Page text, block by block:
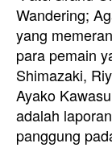
Wandering;
yang
para pemain
Shimazaki,
Ayako
adalah
panggung